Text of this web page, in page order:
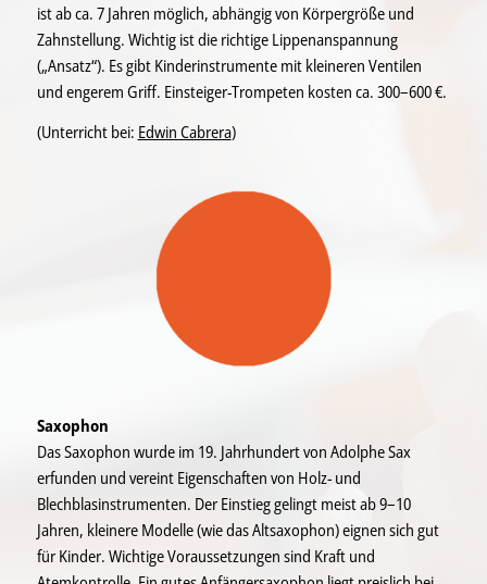
ist ab ca. 7 Jahren möglich, abhängig von Körpergröße und
Zahnstellung. Wichtig ist die richtige Lippenanspannung
(„Ansatz“). Es gibt Kinderinstrumente mit kleineren Ventilen
und engerem Griff. Einsteiger-Trompeten kosten ca. 300–600 €.
(Unterricht bei: Edwin Cabrera)
Saxophon
Das Saxophon wurde im 19. Jahrhundert von Adolphe Sax
erfunden und vereint Eigenschaften von Holz- und
Blechblasinstrumenten. Der Einstieg gelingt meist ab 9–10
Jahren, kleinere Modelle (wie das Altsaxophon) eignen sich gut
für Kinder. Wichtige Voraussetzungen sind Kraft und